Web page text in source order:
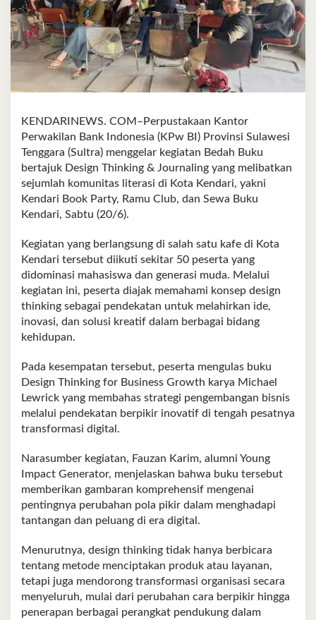
KENDARINEWS. COM–Perpustakaan Kantor
Perwakilan Bank Indonesia (KPw BI) Provinsi Sulawesi
Tenggara (Sultra) menggelar kegiatan Bedah Buku
bertajuk Design Thinking & Journaling yang melibatkan
sejumlah komunitas literasi di Kota Kendari, yakni
Kendari Book Party, Ramu Club, dan Sewa Buku
Kendari, Sabtu (20/6).
Kegiatan yang berlangsung di salah satu kafe di Kota
Kendari tersebut diikuti sekitar 50 peserta yang
didominasi mahasiswa dan generasi muda. Melalui
kegiatan ini, peserta diajak memahami konsep design
thinking sebagai pendekatan untuk melahirkan ide,
inovasi, dan solusi kreatif dalam berbagai bidang
kehidupan.
Pada kesempatan tersebut, peserta mengulas buku
Design Thinking for Business Growth karya Michael
Lewrick yang membahas strategi pengembangan bisnis
melalui pendekatan berpikir inovatif di tengah pesatnya
transformasi digital.
Narasumber kegiatan, Fauzan Karim, alumni Young
Impact Generator, menjelaskan bahwa buku tersebut
memberikan gambaran komprehensif mengenai
pentingnya perubahan pola pikir dalam menghadapi
tantangan dan peluang di era digital.
Menurutnya, design thinking tidak hanya berbicara
tentang metode menciptakan produk atau layanan,
tetapi juga mendorong transformasi organisasi secara
menyeluruh, mulai dari perubahan cara berpikir hingga
penerapan berbagai perangkat pendukung dalam